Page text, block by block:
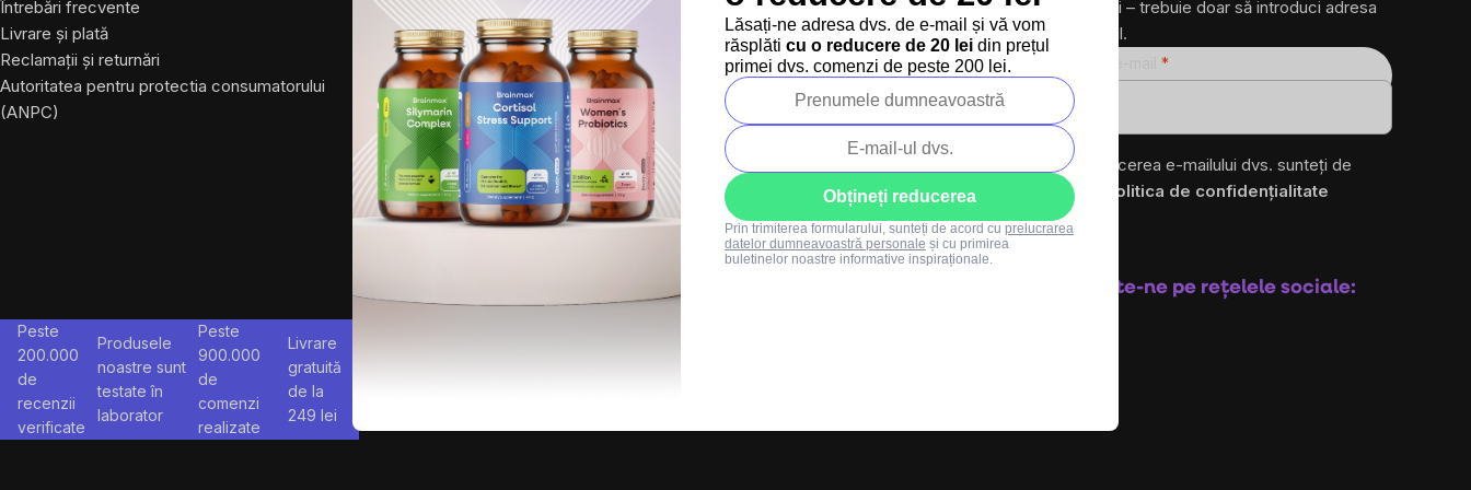
Întrebări frecvente
Livrare și plată
Reclamații și returnări
Autoritatea pentru protectia consumatorului
(ANPC)
Regulament SUMMER
SALE
+40 373 811 716
Luni-vineri: 8:00-16:00
info@brainmarket.ro
produse noi – trebuie doar să introduci adresa
ta de e-mail.
Prin introducerea e-mailului dvs. sunteți de
acord cu
politica de confidențialitate
Urmărește-ne pe rețelele sociale:
Peste
200.000
de
recenzii
verificate
Produsele
noastre sunt
testate în
laborator
Peste
900.000
de
comenzi
realizate
Livrare
gratuită
de la
249 lei
Lăsați-ne adresa dvs. de e-mail și vă vom
răsplăti cu o reducere de 20 lei din prețul
primei dvs. comenzi de peste 200 lei.
Obțineți reducerea
Prin trimiterea formularului, sunteți de acord cu prelucrarea
datelor dumneavoastră personale și cu primirea
buletinelor noastre informative inspiraționale.